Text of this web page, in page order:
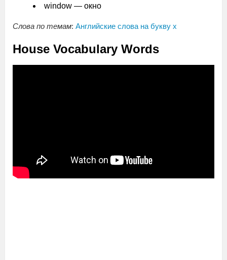
window — окно
Слова по темам: Английские слова на букву х
House Vocabulary Words